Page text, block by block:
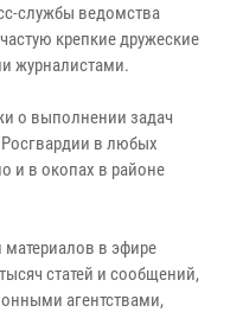
службы ведомства
крепкие дружеские
журналистами.
о выполнении задач
в любых
и в окопах в районе
в эфире
статей и сообщений,
агентствами,